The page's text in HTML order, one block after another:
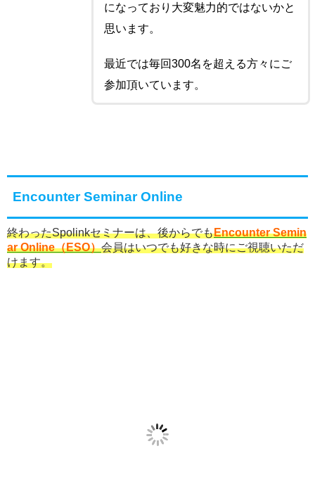
になっており大変魅力的ではないかと
思います。
最近では毎回300名を超える方々にご
参加頂いています。
Encounter Seminar Online
終わったSpolinkセミナーは、後からでもEncounter Semin
ar Online（ESO）会員はいつでも好きな時にご視聴いただ
けます。